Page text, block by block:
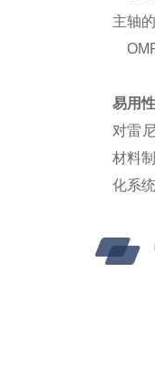
主轴
易用
对雷
材料
化系